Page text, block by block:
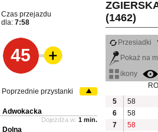
(1462)
Czas przejazdu
dla: 7:58
45
Przesiadki
Pokaż na
ikony
5
58
6
58
7
58
Poprzednie przystanki
Adwokacka
Dojeżdża w: 1 min.
Dolna